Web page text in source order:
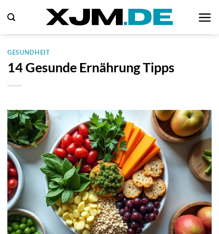
Inhalt
springen
GESUNDHEIT
14 Gesunde Ernährung Tipps